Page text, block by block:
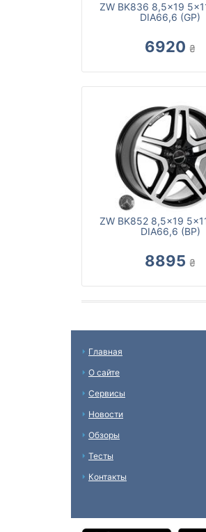
ZW BK836 8,5x19
DIA66,6 (GP)
6920 ₴
ZW BK852 8,5x19
DIA66,6 (BP)
8895 ₴
Главная
О сайте
Сервисы
Новости
Обзоры
Тесты
Контакты